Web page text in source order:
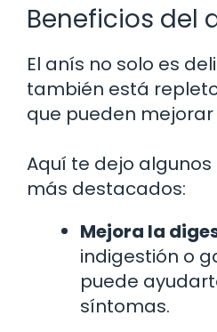
Beneficios del
El anís no solo es
también está
que pueden mejorar
Aquí te dejo
más destacados:
Mejora la
indigestión o
puede
síntomas.